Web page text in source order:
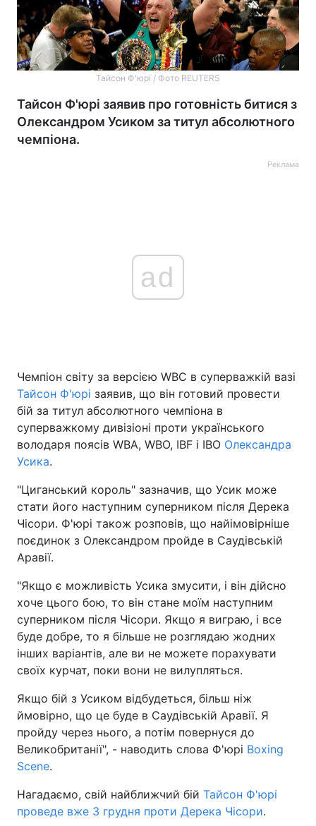
Тайсон Ф'юрі / Фото REUTERS
Тайсон Ф'юрі заявив про готовність битися з
Олександром Усиком за титул абсолютного
чемпіона.
Реклама
ad
Чемпіон світу за версією WBC в суперважкій вазі
Тайсон Ф'юрі заявив, що він готовий провести
бій за титул абсолютного чемпіона в
суперважкому дивізіоні проти українського
володаря поясів WBA, WBO, IBF і IBO Олександра
Усика.
"Циганський король" зазначив, що Усик може
стати його наступним суперником після Дерека
Чісори. Ф'юрі також розповів, що найімовірніше
поєдинок з Олександром пройде в Саудівській
Аравії.
"Якщо є можливість Усика змусити, і він дійсно
хоче цього бою, то він стане моїм наступним
суперником після Чісори. Якщо я виграю, і все
буде добре, то я більше не розглядаю жодних
інших варіантів, але ви не можете порахувати
своїх курчат, поки вони не вилупляться.
Якщо бій з Усиком відбудеться, більш ніж
ймовірно, що це буде в Саудівській Аравії. Я
пройду через нього, а потім повернуся до
Великобританії", - наводить слова Ф'юрі Boxing
Scene.
Нагадаємо, свій найближчий бій Тайсон Ф'юрі
проведе вже 3 грудня проти Дерека Чісори.